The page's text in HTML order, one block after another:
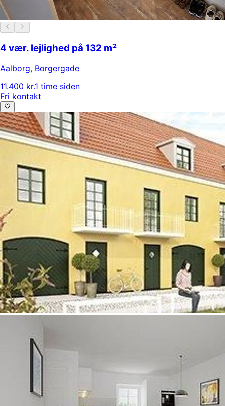
4 vær. lejlighed på 132 m²
Aalborg, Borgergade
11.400 kr.1 time siden
Fri kontakt